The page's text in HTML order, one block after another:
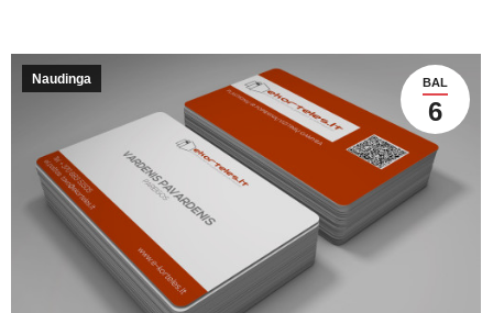
BAL
6
Naudinga